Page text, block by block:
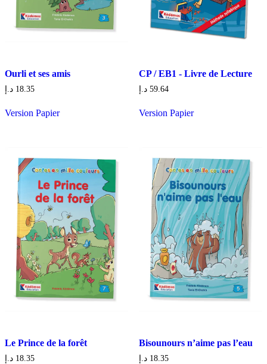
Ourli et ses amis
18.35 د.إ
Version Papier
CP / EB1 - Livre de Lecture
59.64 د.إ
Version Papier
Le Prince de la forêt
18.35 د.إ
Bisounours n’aime pas l’eau
18.35 د.إ